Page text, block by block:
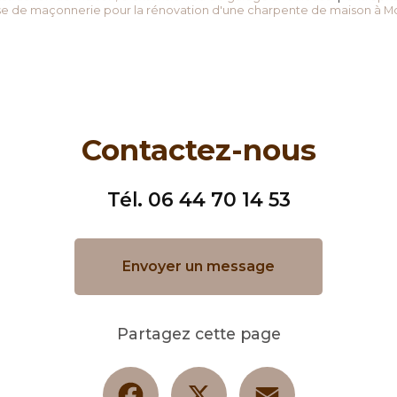
de maçonnerie pour la rénovation d'une charpente de maison à
Contactez-nous
Tél. 06 44 70 14 53
Envoyer un message
Partagez cette page
Facebook